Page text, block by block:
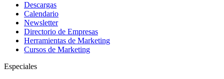
Descargas
Calendario
Newsletter
Directorio de Empresas
Herramientas de Marketing
Cursos de Marketing
Especiales